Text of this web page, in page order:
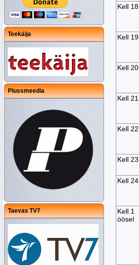
Teekäija
Plussmeedia
Taevas TV7
Kell 18
Kell 19
Kell 20
Kell 21
Kell 22
Kell 23
Kell 24
Kell 1
öösel